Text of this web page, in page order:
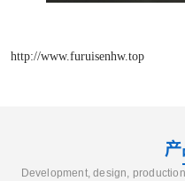
http://www.furuisenhw.top
Development, design,